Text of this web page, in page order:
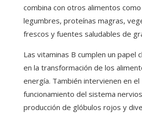
combina con otros alimentos como
legumbres, proteínas magras,
frescos y fuentes saludables de
Las vitaminas B cumplen un papel
en la transformación de los
energía. También intervienen en el
funcionamiento del sistema
producción de glóbulos rojos y